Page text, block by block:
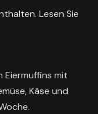
Lesen Sie
Eiermuffins mit
Käse und